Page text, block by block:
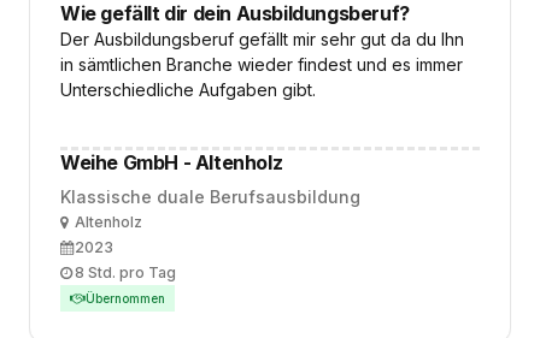
Wie gefällt dir dein Ausbildungsberuf?
Der Ausbildungsberuf gefällt mir sehr gut da du Ihn
in sämtlichen Branche wieder findest und es immer
Unterschiedliche Aufgaben gibt.
Weihe GmbH - Altenholz
Klassische duale Berufsausbildung
OrtAltenholz
Ausbildungsbeginn
2023
Arbeitszeit
8 Std. pro Tag
Übernommen